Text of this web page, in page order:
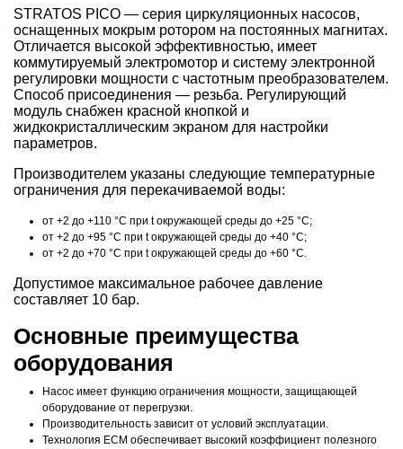
STRATOS PICO — серия циркуляционных насосов,
оснащенных мокрым ротором на постоянных магнитах.
Отличается высокой эффективностью, имеет
коммутируемый электромотор и систему электронной
регулировки мощности с частотным преобразователем.
Способ присоединения — резьба. Регулирующий
модуль снабжен красной кнопкой и
жидкокристаллическим экраном для настройки
параметров.
Производителем указаны следующие температурные
ограничения для перекачиваемой воды:
от +2 до +110 °C при t окружающей среды до +25 °C;
от +2 до +95 °C при t окружающей среды до +40 °C;
от +2 до +70 °C при t окружающей среды до +60 °C.
Допустимое максимальное рабочее давление
составляет 10 бар.
Основные преимущества
оборудования
Насос имеет функцию ограничения мощности, защищающей
оборудование от перегрузки.
Производительность зависит от условий эксплуатации.
Технология ECM обеспечивает высокий коэффициент полезного